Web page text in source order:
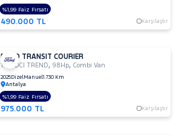
490.000 TL Karşılaştır
%1,99 Faiz Fırsatı
FORD TRANSIT COURIER
1.5 TDCI TREND,98Hp,Combi Van
2025DizelManuel1.730 Km
Antalya
975.000 TL Karşılaştır
%1,99 Faiz Fırsatı